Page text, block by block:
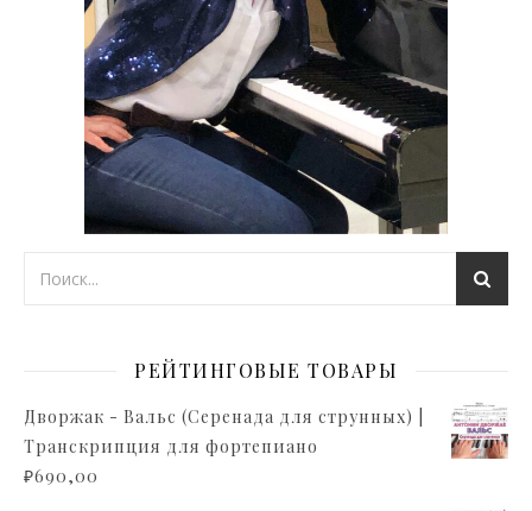
РЕЙТИНГОВЫЕ ТОВАРЫ
Дворжак - Вальс (Серенада для струнных) |
Транскрипция для фортепиано
₽690,00